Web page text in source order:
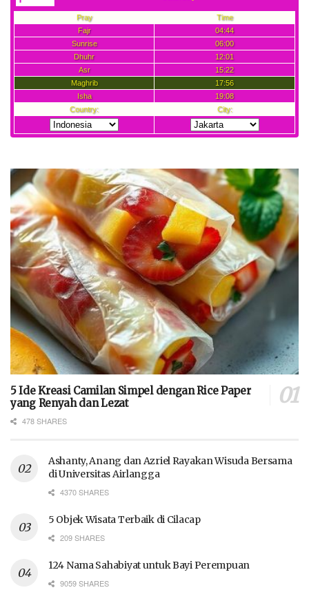
5 Ide Kreasi Camilan Simpel dengan Rice Paper
yang Renyah dan Lezat
478 SHARES
Ashanty, Anang dan Azriel Rayakan Wisuda Bersama
di Universitas Airlangga
4370 SHARES
5 Objek Wisata Terbaik di Cilacap
209 SHARES
124 Nama Sahabiyat untuk Bayi Perempuan
9059 SHARES